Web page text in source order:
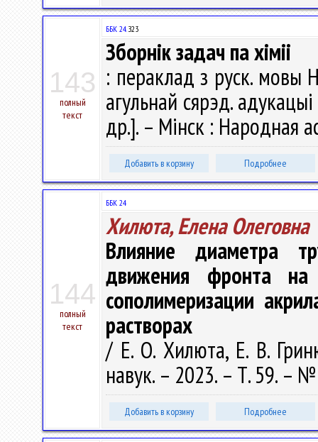
143
полный
текст
ББК 24.З23
Зборнік задач па хіміі
: пераклад з руск. мовы
агульнай сярэд.
др.]. – Мінск : Народная
Добавить в корзину Подробнее
144
полный
текст
ББК 24
Хилюта, Елена Олеговна
Влияние диаметра
движения фронта на
сополимеризации
растворах
/ Е. О. Хилюта, Е. В.
навук. – 2023. – Т. 59. –
Добавить в корзину Подробнее